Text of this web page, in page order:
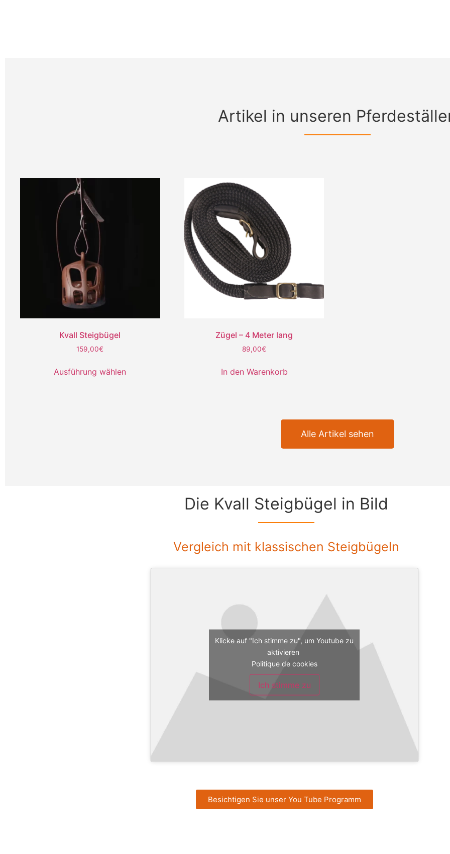
Artikel in unseren
Kvall Steigbügel
159,00€
Ausführung wählen
Zügel – 4 Meter lang
89,00€
In den Warenkorb
Alle Artikel sehen
Die Kvall Steigbügel in Bild
Vergleich mit klassischen Steigbügeln
Klicke auf "Ich stimme zu", um Youtube zu
aktivieren
Politique de cookies
Ich stimme zu
Besichtigen Sie unser You Tube Programm